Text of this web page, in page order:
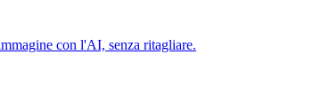
con l'AI, senza ritagliare.